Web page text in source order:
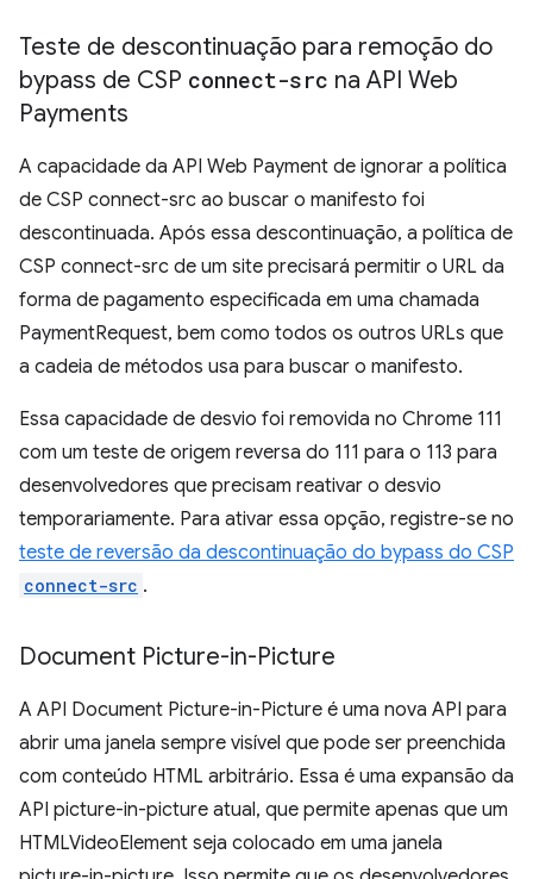
Teste de descontinuação para remoção do
bypass de CSP connect-src na API Web
Payments
A capacidade da API Web Payment de ignorar a política
de CSP connect-src ao buscar o manifesto foi
descontinuada. Após essa descontinuação, a política de
CSP connect-src de um site precisará permitir o URL da
forma de pagamento especificada em uma chamada
PaymentRequest, bem como todos os outros URLs que
a cadeia de métodos usa para buscar o manifesto.
Essa capacidade de desvio foi removida no Chrome 111
com um teste de origem reversa do 111 para o 113 para
desenvolvedores que precisam reativar o desvio
temporariamente. Para ativar essa opção, registre-se no
teste de reversão da descontinuação do bypass do CSP
connect-src .
Document Picture-in-Picture
A API Document Picture-in-Picture é uma nova API para
abrir uma janela sempre visível que pode ser preenchida
com conteúdo HTML arbitrário. Essa é uma expansão da
API picture-in-picture atual, que permite apenas que um
HTMLVideoElement seja colocado em uma janela